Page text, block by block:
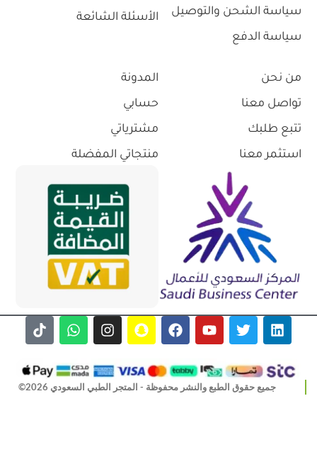
سياسة الشحن والتوصيل
سياسة الدفع
الأسئلة الشائعة
من نحن
تواصل معنا
تتبع طلبك
استثمر معنا
المدونة
حسابي
مشترياتي
منتجاتي المفضلة
جميع حقوق الطبع والنشر محفوظة - المتجر الطبي السعودي 2026©